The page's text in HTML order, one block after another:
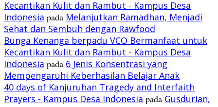
Kecantikan Kulit dan Rambut - Kampus Desa
Indonesia pada Melanjutkan Ramadhan, Menjadi
Sehat dan Sembuh dengan Rawfood
Bunga Kenanga berpadu VCO Bermanfaat untuk
Kecantikan Kulit dan Rambut - Kampus Desa
Indonesia pada 6 Jenis Konsentrasi yang
Mempengaruhi Keberhasilan Belajar Anak
40 days of Kanjuruhan Tragedy and Interfaith
Prayers - Kampus Desa Indonesia pada Gusdurian,